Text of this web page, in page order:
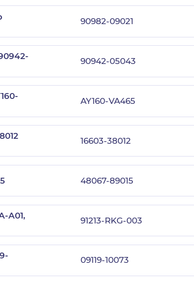
90982-09021
90942-05043
AY160-VA465
16603-38012
48067-89015
A01,
91213-RKG-003
09119-10073